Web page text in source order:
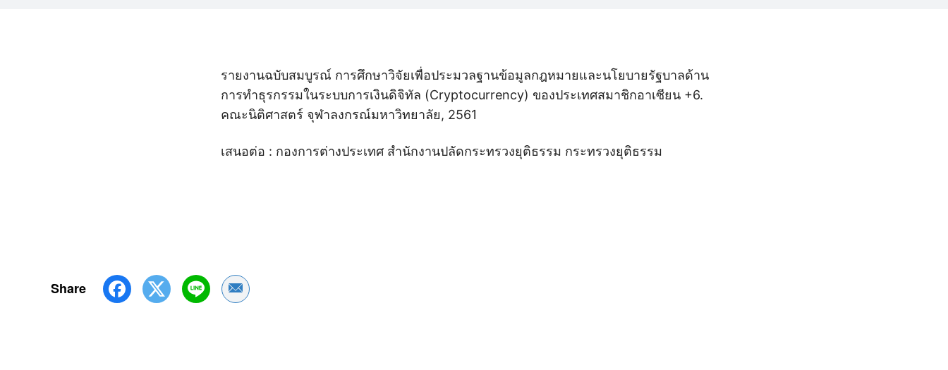
รายงานฉบับสมบูรณ์ การศึกษาวิจัยเพื่อประมวลฐานข้อมูลกฎหมายและนโยบายรัฐบาลด้าน
การทำธุรกรรมในระบบการเงินดิจิทัล (Cryptocurrency) ของประเทศสมาชิกอาเซียน +6.
คณะนิติศาสตร์ จุฬาลงกรณ์มหาวิทยาลัย, 2561
เสนอต่อ : กองการต่างประเทศ สำนักงานปลัดกระทรวงยุติธรรม กระทรวงยุติธรรม
Share Share by Email